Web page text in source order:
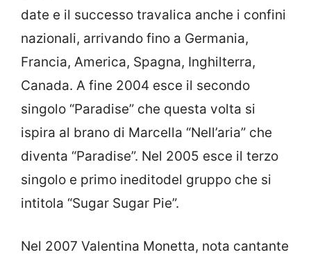
date e il successo travalica anche i confini
nazionali, arrivando fino a Germania,
Francia, America, Spagna, Inghilterra,
Canada. A fine 2004 esce il secondo
singolo “Paradise” che questa volta si
ispira al brano di Marcella “Nell’aria” che
diventa “Paradise”. Nel 2005 esce il terzo
singolo e primo ineditodel gruppo che si
intitola “Sugar Sugar Pie”.
Nel 2007 Valentina Monetta, nota cantante